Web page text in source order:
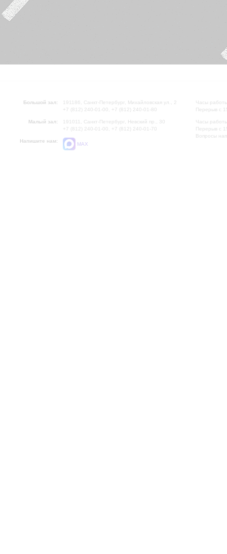
Большой зал:
191186, Санкт-Петербург, Михайловская ул., 2
+7 (812) 240-01-00, +7 (812) 240-01-80
Малый зал:
191011, Санкт-Петербург, Невский пр., 30
+7 (812) 240-01-00, +7 (812) 240-01-70
Напишите нам:
MAX
Часы
Перерыв с
Часы
Перерыв с
Вопросы